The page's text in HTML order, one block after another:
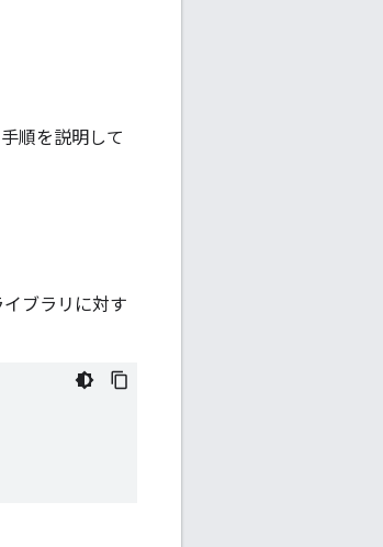
順を説明して
ブラリに対す